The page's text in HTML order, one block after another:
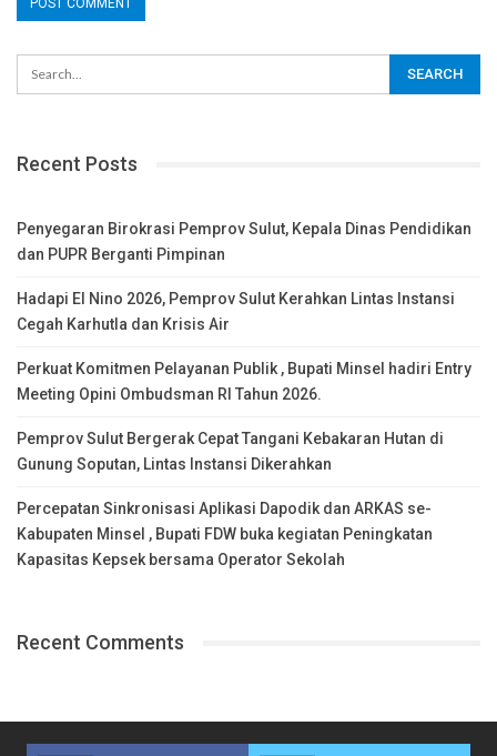
Recent Posts
Penyegaran Birokrasi Pemprov Sulut, Kepala Dinas Pendidikan
dan PUPR Berganti Pimpinan
Hadapi El Nino 2026, Pemprov Sulut Kerahkan Lintas Instansi
Cegah Karhutla dan Krisis Air
Perkuat Komitmen Pelayanan Publik , Bupati Minsel hadiri Entry
Meeting Opini Ombudsman RI Tahun 2026.
Pemprov Sulut Bergerak Cepat Tangani Kebakaran Hutan di
Gunung Soputan, Lintas Instansi Dikerahkan
Percepatan Sinkronisasi Aplikasi Dapodik dan ARKAS se-
Kabupaten Minsel , Bupati FDW buka kegiatan Peningkatan
Kapasitas Kepsek bersama Operator Sekolah
Recent Comments